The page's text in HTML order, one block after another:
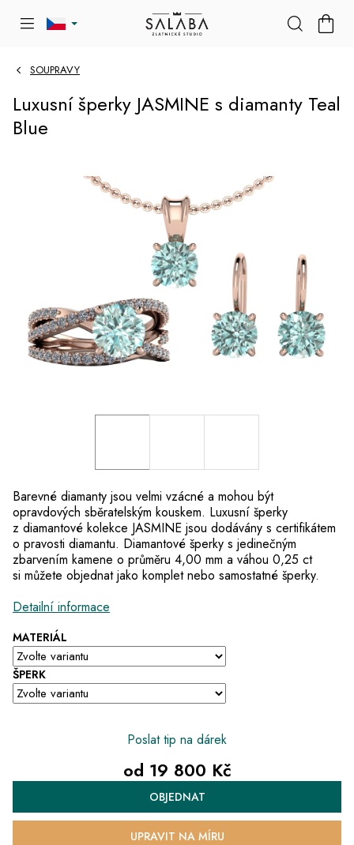
SOUPRAVY
Luxusní šperky JASMINE s diamanty Teal
Blue
MATERIÁL
ŠPERK
Barevné diamanty jsou velmi vzácné a mohou být
opravdových sběratelským kouskem. Luxusní šperky
z diamantové kolekce JASMINE jsou dodávány s certifikátem
o pravosti diamantu. Diamantové šperky s jedinečným
zbarvením kamene o průměru 4,00 mm a váhou 0,25 ct
si můžete objednat jako komplet nebo samostatné šperky.
Detailní informace
Poslat tip na dárek
od 19 800 Kč
Měrná
cena:
OBJEDNAT
UPRAVIT NA MÍRU